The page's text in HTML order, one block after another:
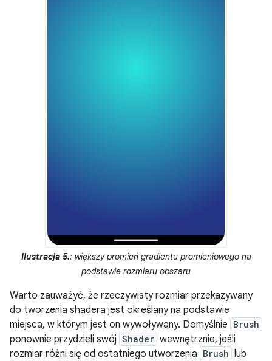
Ilustracja 5.: większy promień gradientu promieniowego na
podstawie rozmiaru obszaru
Warto zauważyć, że rzeczywisty rozmiar przekazywany
do tworzenia shadera jest określany na podstawie
miejsca, w którym jest on wywoływany. Domyślnie Brush
ponownie przydzieli swój Shader wewnętrznie, jeśli
rozmiar różni się od ostatniego utworzenia Brush lub